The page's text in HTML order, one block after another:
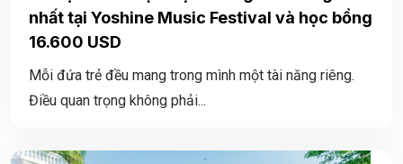
nhất tại Yoshine Music Festival và học bổng
16.600 USD
Mỗi đứa trẻ đều mang trong mình một tài năng riêng.
Điều quan trọng không phải...